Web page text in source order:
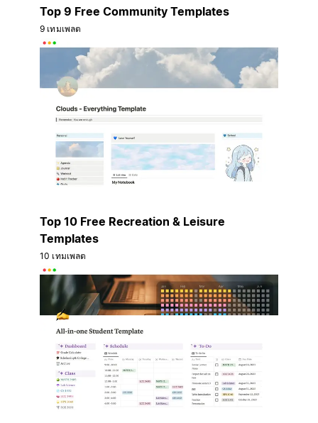
Top 9 Free Community Templates
9 เทมเพลต
Top 10 Free Recreation & Leisure
Templates
10 เทมเพลต